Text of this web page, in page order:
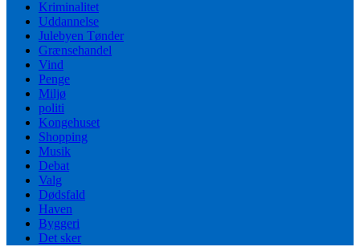
Kriminalitet
Uddannelse
Julebyen Tønder
Grænsehandel
Vind
Penge
Miljø
politi
Kongehuset
Shopping
Musik
Debat
Valg
Dødsfald
Haven
Byggeri
Det sker